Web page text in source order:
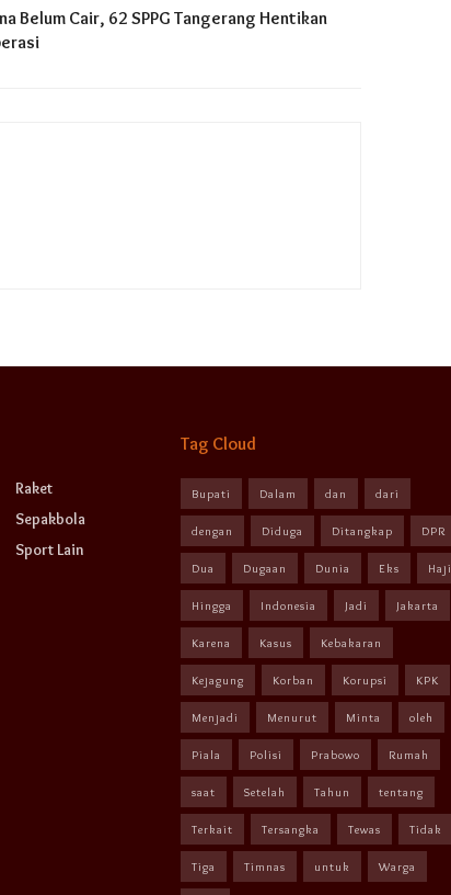
Belum Cair, 62 SPPG Tangerang Hentikan
Raket
Sepakbola
Sport Lain
Tag Cloud
Bupati Dalam dan dari
dengan Diduga Ditangkap DPR
Dua Dugaan Dunia Eks Haji
Hingga Indonesia Jadi Jakarta
Karena Kasus Kebakaran
Kejagung Korban Korupsi KPK
Menjadi Menurut Minta oleh
Piala Polisi Prabowo Rumah
saat Setelah Tahun tentang
Terkait Tersangka Tewas Tidak
Tiga Timnas untuk Warga